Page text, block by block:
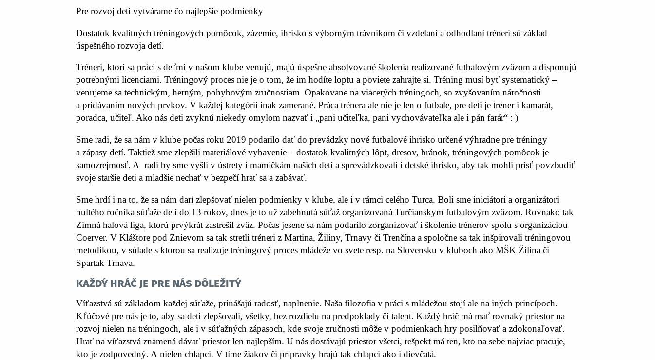
Pre rozvoj detí vytvárame čo najlepšie podmienky
Dostatok kvalitných tréningových pomôcok, zázemie, ihrisko s výborným trávnikom či vzdelaní a odhodlaní tréneri sú základ
úspešného rozvoja detí.
Tréneri, ktorí sa práci s deťmi v našom klube venujú, majú úspešne absolvované školenia realizované futbalovým zväzom a disponujú
potrebnými licenciami. Tréningový proces nie je o tom, že im hodíte loptu a poviete zahrajte si. Tréning musí byť systematický –
venujeme sa technickým, herným, pohybovým zručnostiam. Opakovane na viacerých tréningoch, so zvyšovaním náročnosti
a pridávaním nových prvkov. V každej kategórii inak zamerané. Práca trénera ale nie je len o futbale, pre deti je tréner i kamarát,
poradca, učiteľ. Ako nás deti zvyknú niekedy omylom nazvať i „pani učiteľka, pani vychovávateľka ale i pán farár“ : )
Sme radi, že sa nám v klube počas roku 2019 podarilo dať do prevádzky nové futbalové ihrisko určené výhradne pre tréningy
a zápasy detí. Taktiež sme zlepšili materiálové vybavenie – dostatok kvalitných lôpt, dresov, bránok, tréningových pomôcok je
samozrejmosť. A radi by sme vyšli v ústrety i mamičkám našich detí a sprevádzkovali i detské ihrisko, aby tak mohli prísť povzbudiť
svoje staršie deti a mladšie nechať v bezpečí hrať sa a zabávať.
Sme hrdí i na to, že sa nám darí zlepšovať nielen podmienky v klube, ale i v rámci celého Turca. Boli sme iniciátori a organizátori
nultého ročníka súťaže detí do 13 rokov, dnes je to už zabehnutá súťaž organizovaná Turčianskym futbalovým zväzom. Rovnako tak
Zimná halová liga, ktorú prvýkrát zastrešil zväz. Počas jesene sa nám podarilo zorganizovať i školenie trénerov spolu s organizáciou
Coerver. V Kláštore pod Znievom sa tak stretli tréneri z Martina, Žiliny, Trnavy či Trenčína a spoločne sa tak inšpirovali tréningovou
metodikou, v súlade s ktorou sa realizuje tréningový proces mládeže vo svete resp. na Slovensku v kluboch ako MŠK Žilina či
Spartak Trnava.
Každý hráč je pre nás dôležitý
Víťazstvá sú základom každej súťaže, prinášajú radosť, naplnenie. Naša filozofia v práci s mládežou stojí ale na iných princípoch.
Kľúčové pre nás je to, aby sa deti zlepšovali, všetky, bez rozdielu na predpoklady či talent. Každý hráč má mať rovnaký priestor na
rozvoj nielen na tréningoch, ale i v súťažných zápasoch, kde svoje zručnosti môže v podmienkach hry posilňovať a zdokonaľovať.
Hrať na víťazstvá znamená dávať priestor len najlepším. U nás dostávajú priestor všetci, rešpekt má ten, kto na sebe najviac pracuje,
kto je zodpovedný. A nielen chlapci. V tíme žiakov či prípravky hrajú tak chlapci ako i dievčatá.